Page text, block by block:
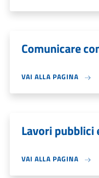
Comunicare
VAI ALLA PAGINA
Lavori pubblici
VAI ALLA PAGINA